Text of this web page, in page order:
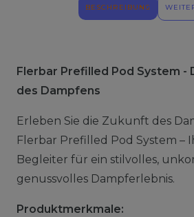
BESCHREIBUNG
Flerbar Prefilled Pod System -
des Dampfens
Erleben Sie die Zukunft des
Flerbar Prefilled Pod System –
Begleiter für ein stilvolles,
genussvolles Dampferlebnis.
Produktmerkmale: